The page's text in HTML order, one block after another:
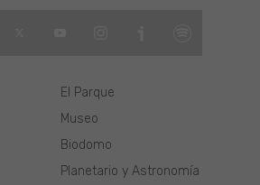
El Parque
Museo
Biodomo
Planetario y Astronomía